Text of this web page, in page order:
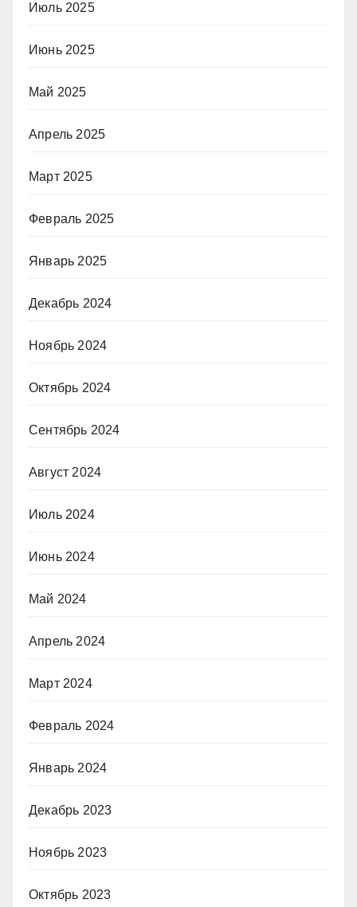
Июль 2025
Июнь 2025
Май 2025
Апрель 2025
Март 2025
Февраль 2025
Январь 2025
Декабрь 2024
Ноябрь 2024
Октябрь 2024
Сентябрь 2024
Август 2024
Июль 2024
Июнь 2024
Май 2024
Апрель 2024
Март 2024
Февраль 2024
Январь 2024
Декабрь 2023
Ноябрь 2023
Октябрь 2023